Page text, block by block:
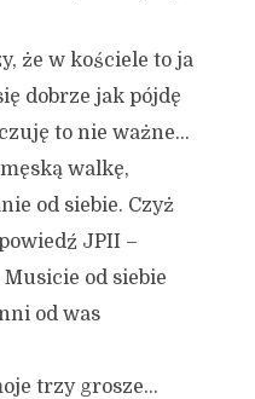
że w kościele to ja
dobrze jak pójdę
to nie ważne…
walkę,
od siebie. Czyż
JPII –
od siebie
od was
trzy grosze…